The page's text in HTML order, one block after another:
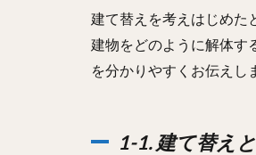
建て替えを考えはじめた
建物をどのように解体す
を分かりやすくお伝えし
1-1. 建て替え